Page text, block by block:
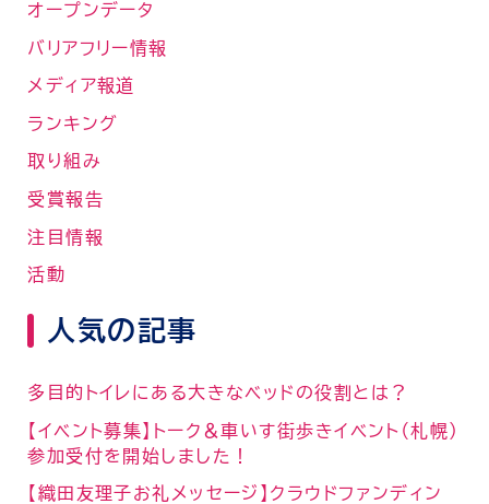
オープンデータ
バリアフリー情報
メディア報道
ランキング
取り組み
受賞報告
注目情報
活動
人気の記事
多目的トイレにある大きなベッドの役割とは？
【イベント募集】トーク＆車いす街歩きイベント（札幌）
参加受付を開始しました！
【織田友理子お礼メッセージ】クラウドファンディン